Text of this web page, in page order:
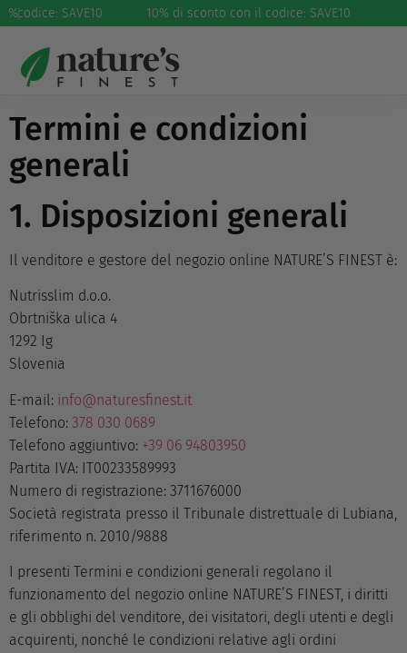
%
codice: SAVE10 10% di sconto con il codice: SAVE10
Termini e condizioni
d’utilizzo
Termini e condizioni
generali
1. Disposizioni generali
Il venditore e gestore del negozio online NATURE’S FINEST è:
Nutrisslim d.o.o.
Obrtniška ulica 4
1292 Ig
Slovenia
E-mail: info@naturesfinest.it
Telefono: 378 030 0689
Telefono aggiuntivo: +39 06 94803950
Partita IVA: IT00233589993
Numero di registrazione: 3711676000
Società registrata presso il Tribunale distrettuale di Lubiana,
riferimento n. 2010/9888
I presenti Termini e condizioni generali regolano il
funzionamento del negozio online NATURE’S FINEST, i diritti
e gli obblighi del venditore, dei visitatori, degli utenti e degli
acquirenti, nonché le condizioni relative agli ordini